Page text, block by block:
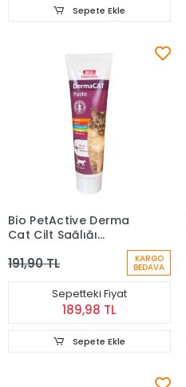
Sepete Ekle
Bio PetActive Derma
Cat Cilt Sağlığı
Vitamin Macunu 100 Ml
191,90 TL KARGO
BEDAVA
Sepetteki Fiyat
189,98 TL
Sepete Ekle